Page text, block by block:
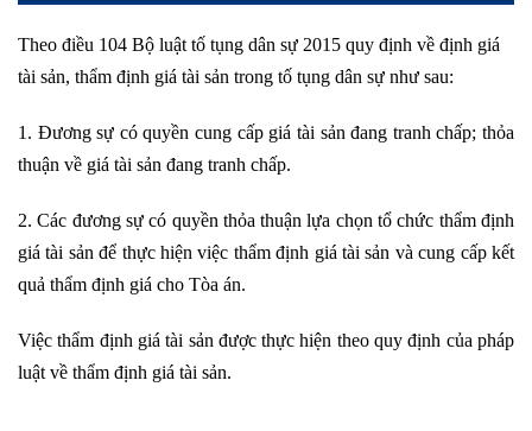
Theo điều 104 Bộ luật tố tụng dân sự 2015 quy định về định giá
tài sản, thẩm định giá tài sản trong tố tụng dân sự như sau:
1. Đương sự có quyền cung cấp giá tài sản đang tranh chấp; thỏa
thuận về giá tài sản đang tranh chấp.
2. Các đương sự có quyền thỏa thuận lựa chọn tổ chức thẩm định
giá tài sản để thực hiện việc thẩm định giá tài sản và cung cấp kết
quả thẩm định giá cho Tòa án.
Việc thẩm định giá tài sản được thực hiện theo quy định của pháp
luật về thẩm định giá tài sản.